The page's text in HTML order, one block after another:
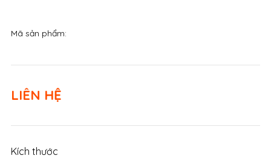
LIÊN HỆ
Mã sản phẩm:
Kích thước